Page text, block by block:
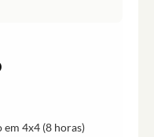
4x4 (8 horas)